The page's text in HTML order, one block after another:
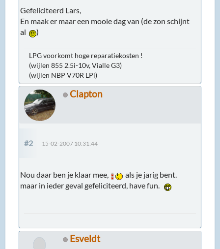
Gefeliciteerd Lars,
En maak er maar een mooie dag van (de zon schijnt
al
)
LPG voorkomt hoge reparatiekosten !
(wijlen 855 2.5i-10v, Vialle G3)
(wijlen NBP V70R LPi)
Clapton
#2 15-02-2007 10:31:44
Nou daar ben je klaar mee,
als je jarig bent.
maar in ieder geval gefeliciteerd, have fun.
Esveldt